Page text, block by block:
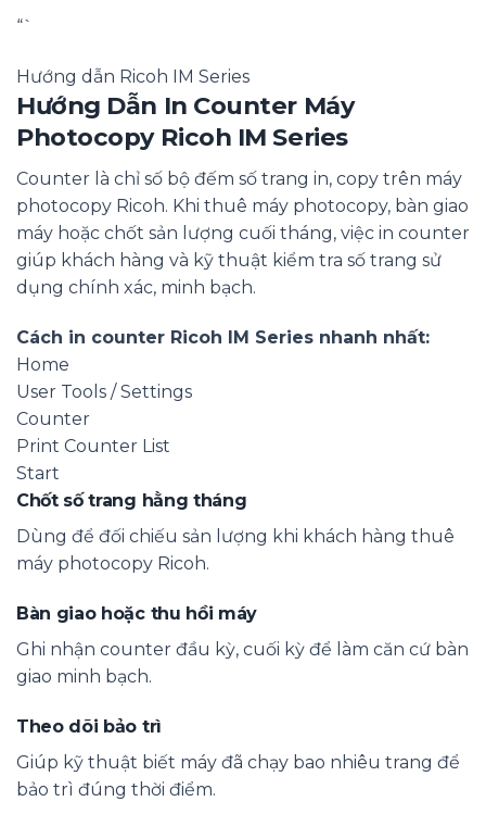
“`
Hướng dẫn Ricoh IM Series
Hướng Dẫn In Counter Máy
Photocopy Ricoh IM Series
Counter là chỉ số bộ đếm số trang in, copy trên máy
photocopy Ricoh. Khi thuê máy photocopy, bàn giao
máy hoặc chốt sản lượng cuối tháng, việc in counter
giúp khách hàng và kỹ thuật kiểm tra số trang sử
dụng chính xác, minh bạch.
Cách in counter Ricoh IM Series nhanh nhất:
Home
User Tools / Settings
Counter
Print Counter List
Start
Chốt số trang hằng tháng
Dùng để đối chiếu sản lượng khi khách hàng thuê
máy photocopy Ricoh.
Bàn giao hoặc thu hồi máy
Ghi nhận counter đầu kỳ, cuối kỳ để làm căn cứ bàn
giao minh bạch.
Theo dõi bảo trì
Giúp kỹ thuật biết máy đã chạy bao nhiêu trang để
bảo trì đúng thời điểm.